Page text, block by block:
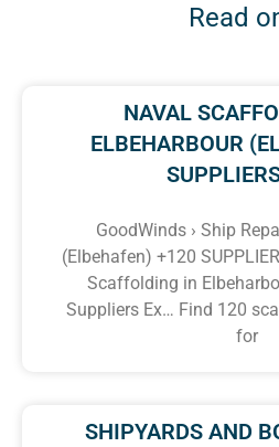
Read
NAVAL
ELBEHARBOUR
GoodWinds › Ship
(Elbehafen) +120
Scaffolding in
Suppliers Ex… Find 120
for
SHIPYARDS AND